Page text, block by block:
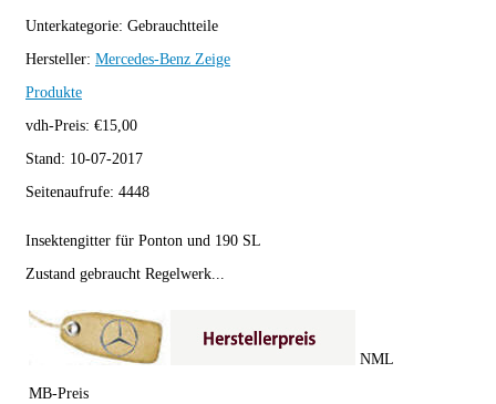
Unterkategorie: Gebrauchtteile
Hersteller: Mercedes-Benz Zeige
Produkte
vdh-Preis: €15,00
Stand: 10-07-2017
Seitenaufrufe: 4448
Insektengitter für Ponton und 190 SL
Zustand gebraucht Regelwerk...
MB-Preis
NML